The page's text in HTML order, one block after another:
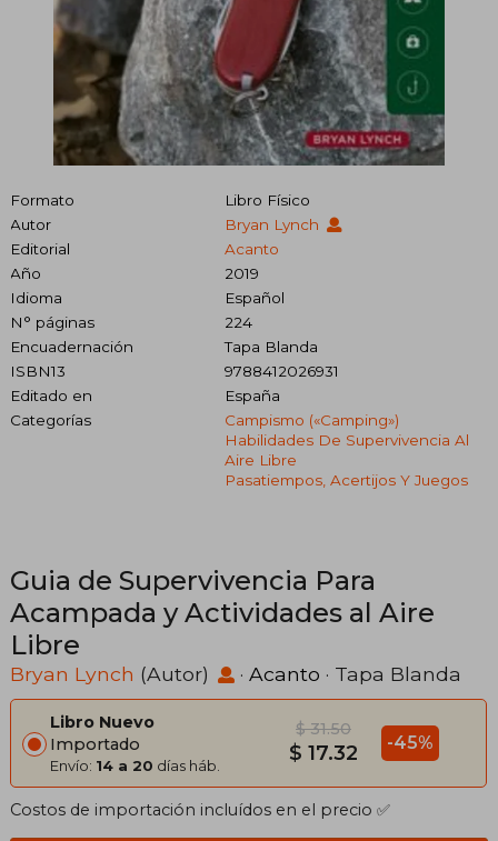
Formato
Libro Físico
Autor
Bryan Lynch
Editorial
Acanto
Año
2019
Idioma
Español
N° páginas
224
Encuadernación
Tapa Blanda
ISBN13
9788412026931
Editado en
España
Categorías
Campismo («camping»)
Habilidades De Supervivencia Al
Aire Libre
Pasatiempos, Acertijos Y Juegos
Guia de Supervivencia Para
Acampada y Actividades al Aire
Libre
Bryan Lynch (Autor) · Acanto · Tapa Blanda
Libro Nuevo
Importado
Envío: 14 a 20 días háb.
$ 31.50
$ 17.32 -45%
Costos de importación incluídos en el precio ✅